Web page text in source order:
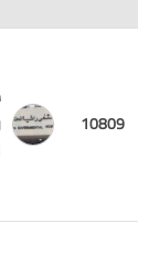
10809